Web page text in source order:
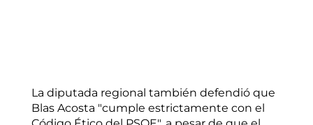
La diputada regional también defendió que
Blas Acosta "cumple estrictamente con el